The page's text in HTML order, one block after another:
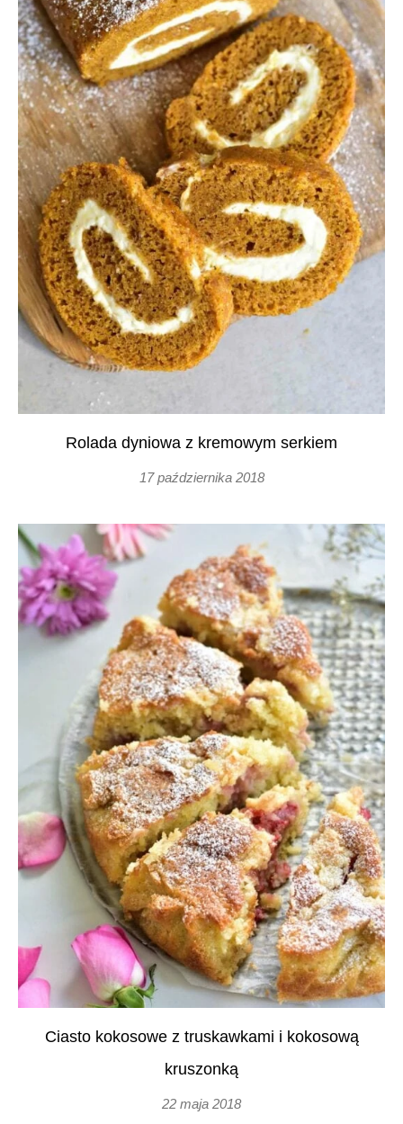
Rolada dyniowa z kremowym serkiem
17 października 2018
Ciasto kokosowe z truskawkami i kokosową
kruszonką
22 maja 2018